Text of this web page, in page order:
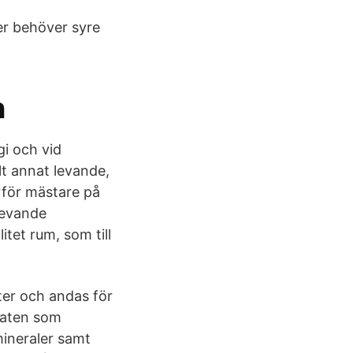
behöver syre
och vid
annat levande,
mästare på
rum, som till
och andas för
som
samt